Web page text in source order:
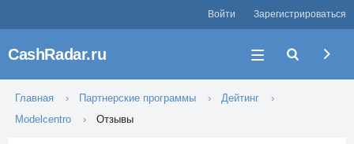
Войти Зарегистрироваться
CashRadar.ru
Главная Партнерские программы
Дейтинг
Modelcentro
Отзывы